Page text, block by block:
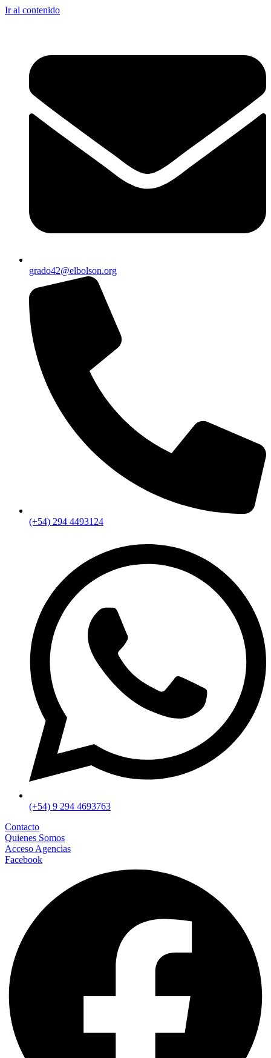
Ir al contenido
grado42@elbolson.org
(+54) 294 4493124
(+54) 9 294 4693763
Contacto
Quienes Somos
Acceso Agencias
Facebook